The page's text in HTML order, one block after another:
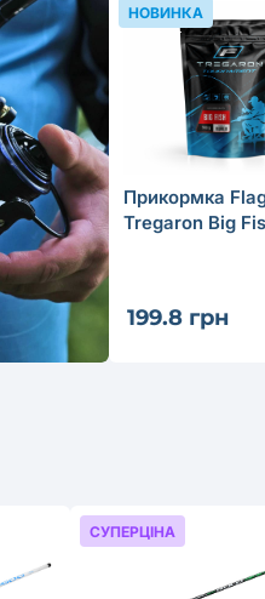
Прикормка
Tregaron Big
199.8 грн
НОВИНКА
СУПЕРЦІНА